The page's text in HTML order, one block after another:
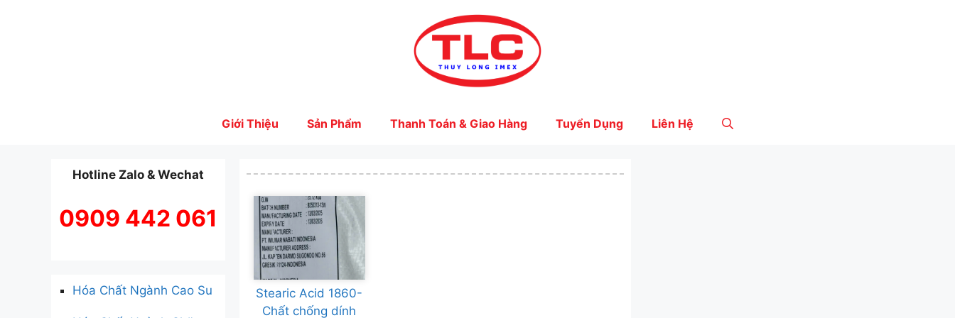
Giới Thiệu Sản Phẩm Thanh Toán & Giao Hàng Tuyển Dụng Liên Hệ
Stearic Acid 1860-
Chất chống dính
Hotline Zalo & Wechat
0909 442 061
Hóa Chất Ngành Cao Su